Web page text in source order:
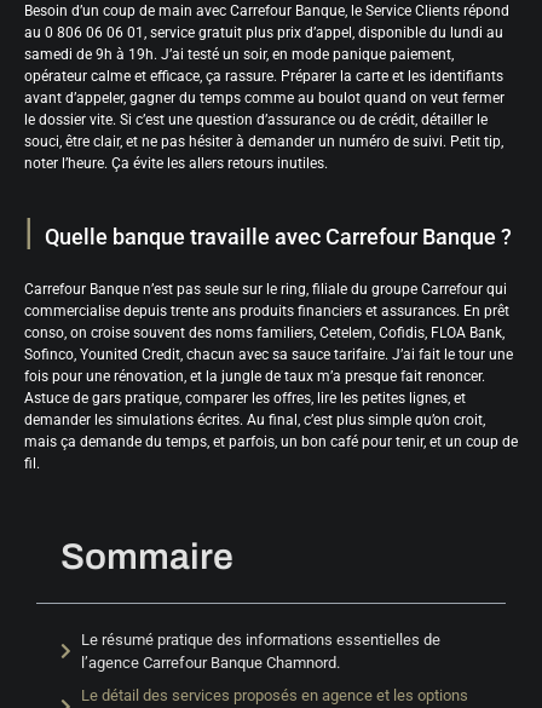
Besoin d’un coup de main avec Carrefour Banque, le Service Clients répond
au 0 806 06 06 01, service gratuit plus prix d’appel, disponible du lundi au
samedi de 9h à 19h. J’ai testé un soir, en mode panique paiement,
opérateur calme et efficace, ça rassure. Préparer la carte et les identifiants
avant d’appeler, gagner du temps comme au boulot quand on veut fermer
le dossier vite. Si c’est une question d’assurance ou de crédit, détailler le
souci, être clair, et ne pas hésiter à demander un numéro de suivi. Petit tip,
noter l’heure. Ça évite les allers retours inutiles.
Quelle banque travaille avec Carrefour Banque ?
Carrefour Banque n’est pas seule sur le ring, filiale du groupe Carrefour qui
commercialise depuis trente ans produits financiers et assurances. En prêt
conso, on croise souvent des noms familiers, Cetelem, Cofidis, FLOA Bank,
Sofinco, Younited Credit, chacun avec sa sauce tarifaire. J’ai fait le tour une
fois pour une rénovation, et la jungle de taux m’a presque fait renoncer.
Astuce de gars pratique, comparer les offres, lire les petites lignes, et
demander les simulations écrites. Au final, c’est plus simple qu’on croit,
mais ça demande du temps, et parfois, un bon café pour tenir, et un coup de
fil.
Sommaire
Le résumé pratique des informations essentielles de
l’agence Carrefour Banque Chamnord.
Le détail des services proposés en agence et les options